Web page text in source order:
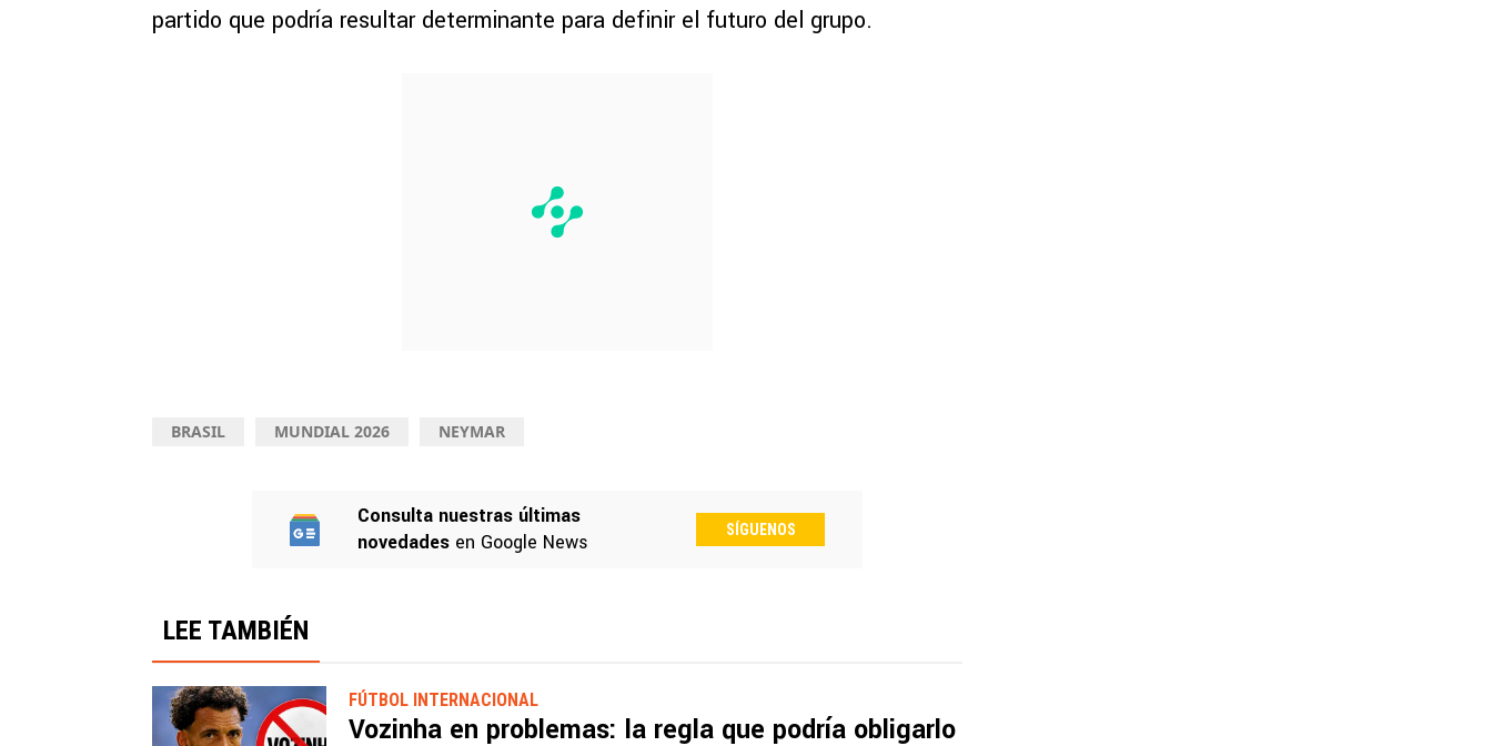
partido que podría resultar determinante para definir el futuro del grupo.
BRASIL MUNDIAL 2026 NEYMAR
Consulta nuestras últimas
novedades en Google News
SÍGUENOS
LEE TAMBIÉN
FÚTBOL INTERNACIONAL
Vozinha en problemas: la regla que podría obligarlo